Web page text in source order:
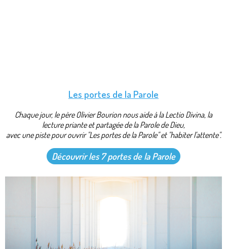
Les portes de la Parole
Chaque jour, le père Olivier Bourion nous aide à la Lectio Divina, la
lecture priante et partagée de la Parole de Dieu,
avec une piste pour ouvrir "Les portes de la Parole" et "habiter l'attente".
Découvrir les 7 portes de la Parole